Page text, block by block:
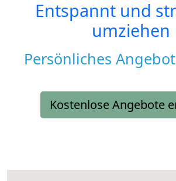
Entspannt und
umziehen
Persönliches
Kostenlose Angebote